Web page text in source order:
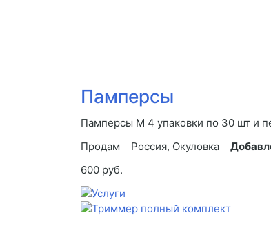
Памперсы
Памперсы М 4 упаковки по 30 шт и
Продам
Россия, Окуловка
600 руб.